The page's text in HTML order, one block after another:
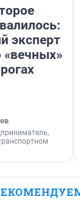
эксперт
«вечных»